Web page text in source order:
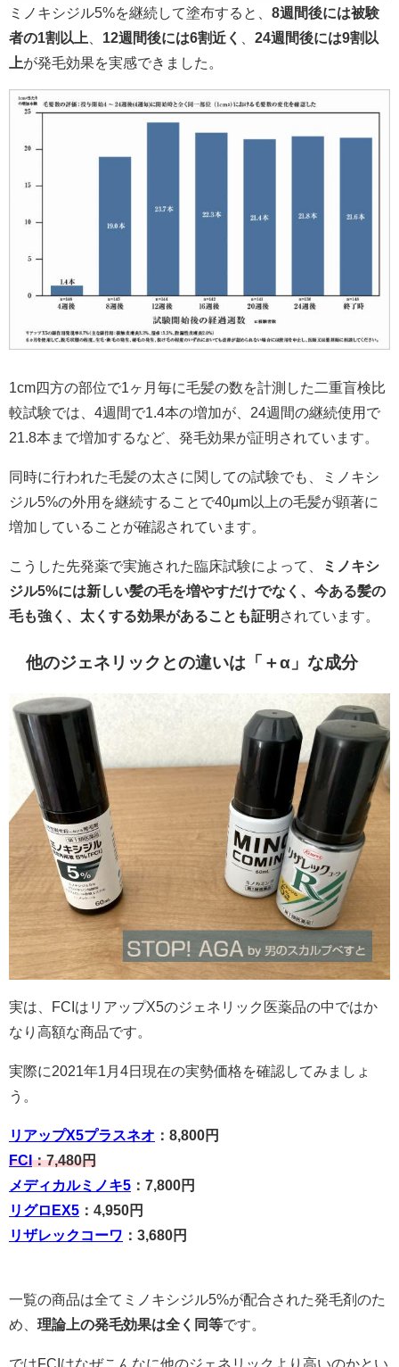
ミノキシジル5%を継続して塗布すると、 8週間後には被験
者の1割以上
12週間後には6割近く
24週間後には9割以
上が発毛効果を実感できました。
1cm四方の部位で1ヶ月毎に毛髪の数を計測した二重盲検比
較試験では、4週間で1.4本の増加が、24週間の継続使用で
21.8本まで増加するなど、発毛効果が証明されています。
同時に行われた毛髪の太さに関しての試験でも、ミノキシ
ジル5%の外用を継続することで40μm以上の毛髪が顕著に
増加していることが確認されています。
こうした先発薬で実施された臨床試験によって、
ミノキシ
ジル5%には新しい髪の毛を増やすだけでなく、今ある髪の
毛も強く、太くする効果があることも証明 されています。
他のジェネリックとの違いは「＋α」な成分
実は、FCIはリアップX5のジェネリック医薬品の中ではか
なり高額な商品です。
実際に2021年1月4日現在の実勢価格を確認してみましょ
う。
リアップX5プラスネオ ：8,800円
FCI：7,480円
メディカルミノキ5 ：7,800円
リグロEX5 ：4,950円
リザレックコーワ ：3,680円
一覧の商品は全てミノキシジル5%が配合された発毛剤のた
め、 理論上の発毛効果は全く同等です。
ではFCIはなぜこんなに他のジェネリックより高いのかとい